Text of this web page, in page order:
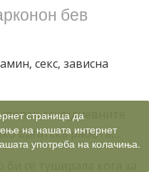
бев
секс, зависна
секојдневните
аргатска работа…
се туширала кога за
страница да
на нашата интернет
употреба на колачиња.